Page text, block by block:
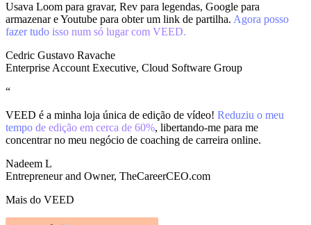
Usava Loom para gravar, Rev para legendas, Google para
armazenar e Youtube para obter um link de partilha. Agora posso
fazer tudo isso num só lugar com VEED.
Cedric Gustavo Ravache
Enterprise Account Executive, Cloud Software Group
“
VEED é a minha loja única de edição de vídeo! Reduziu o meu
tempo de edição em cerca de 60%, libertando-me para me
concentrar no meu negócio de coaching de carreira online.
Nadeem L
Entrepreneur and Owner, TheCareerCEO.com
Mais do VEED